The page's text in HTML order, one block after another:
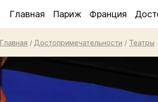
Главная Париж Франция
Главная / Достопримечательности / Театры